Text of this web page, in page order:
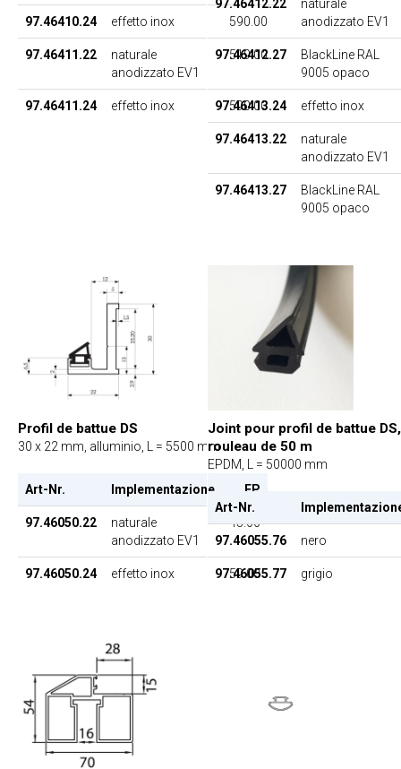
97.46410.24 effetto inox 590.00
97.46411.22
naturale
anodizzato EV1
519.00
97.46411.24 effetto inox 590.00
97.46412.22
naturale
anodizzato EV1
97.46412.27
BlackLine RAL
9005 opaco
97.46413.24 effetto inox
97.46413.22
naturale
anodizzato EV1
97.46413.27
BlackLine RAL
9005 opaco
Profil de battue DS
30 x 22 mm, alluminio, L = 5500 mm
Art-Nr. Implementazione EP
97.46050.22
naturale
anodizzato EV1
45.00
97.46050.24 effetto inox 59.00
Joint pour profil de battue DS,
rouleau de 50 m
EPDM, L = 50000 mm
Art-Nr.
97.46055.76 nero
97.46055.77 grigio